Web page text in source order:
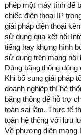
phép một máy tính để
chiếc điện thoại IP
giải pháp điện thoại
sử dụng qua kết nối
tiếng hay khựng hình
sử dụng trên mạng nội
Dùng băng thống đúng
Khi bổ sung giải pháp
doanh nghiệp thì hệ
băng thông để hỗ trợ
toàn sai lầm. Thực tế
toàn hệ thống với lưu
Về phương diện mạng